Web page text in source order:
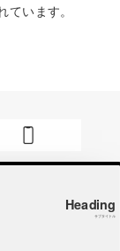
います。